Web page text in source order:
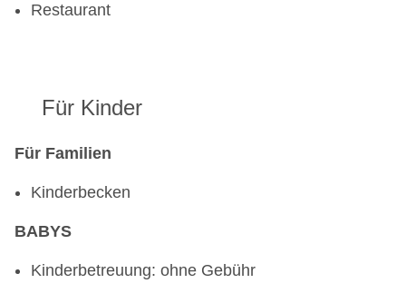
Restaurant
Für Kinder
Für Familien
Kinderbecken
BABYS
Kinderbetreuung: ohne Gebühr